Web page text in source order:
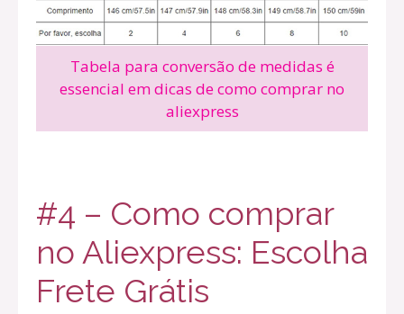
Tabela para conversão de medidas é
essencial em dicas de como comprar no
aliexpress
#4 – Como comprar
no Aliexpress: Escolha
Frete Grátis